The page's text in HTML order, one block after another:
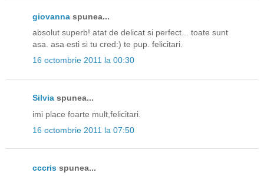
giovanna spunea...
absolut superb! atat de delicat si perfect... toate sunt
asa. asa esti si tu cred:) te pup. felicitari.
16 octombrie 2011 la 00:30
Silvia spunea...
imi place foarte mult,felicitari.
16 octombrie 2011 la 07:50
cccris spunea...